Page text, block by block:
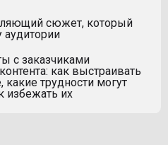
сюжет, который
аудитории
с заказчиками
как выстраивать
какие трудности могут
избежать их